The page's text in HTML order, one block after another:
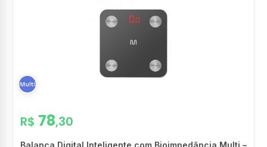
R$ 78,30
Balança Digital Inteligente com Bioimpedância Multi –